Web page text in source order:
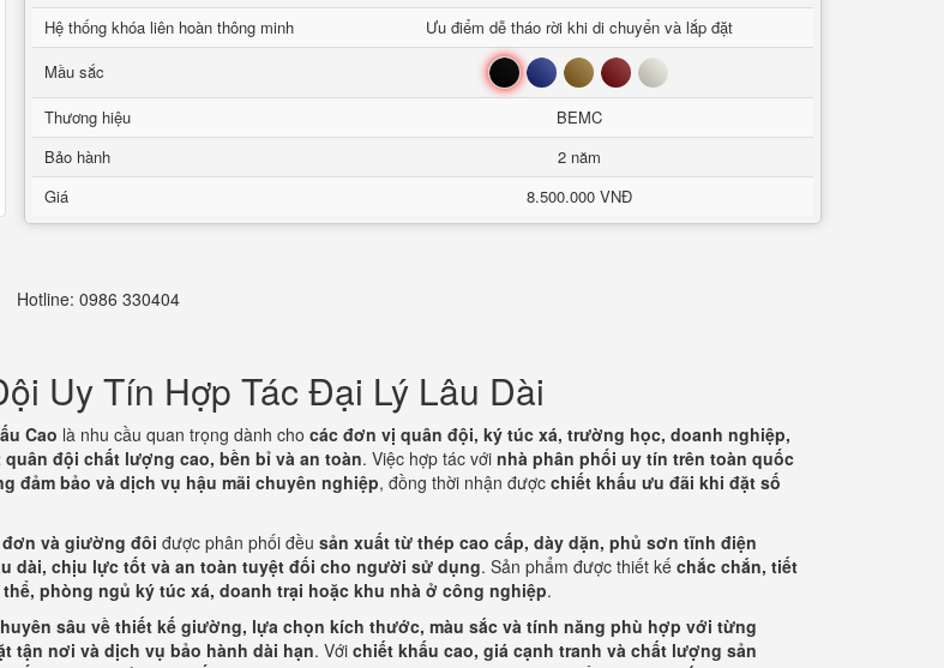
Hệ thống khóa liên hoàn thông minh
Ưu điểm dễ tháo rời khi di chuyển và lắp đặt
Mầu sắc
Đen Xanh Nâu Đỏ Trắng
Thương hiệu
BEMC
Bảo hành
2 năm
Giá
8.500.000 VNĐ
Hotline: 0986 330404
Uy Tín Hợp Tác Đại Lý Lâu Dài
Cao là nhu cầu quan trọng dành cho các đơn vị quân đội, ký túc xá, trường học, doanh nghiệp,
đội chất lượng cao, bền bỉ và an toàn. Việc hợp tác với nhà phân phối uy tín trên toàn quốc
đảm bảo và dịch vụ hậu mãi chuyên nghiệp, đồng thời nhận được chiết khấu ưu đãi khi đặt số
và giường đôi được phân phối đều sản xuất từ thép cao cấp, dày dặn, phủ sơn tĩnh điện
dài, chịu lực tốt và an toàn tuyệt đối cho người sử dụng. Sản phẩm được thiết kế chắc chắn, tiết
phòng ngủ ký túc xá, doanh trại hoặc khu nhà ở công nghiệp.
sâu về thiết kế giường, lựa chọn kích thước, màu sắc và tính năng phù hợp với từng
tận nơi và dịch vụ bảo hành dài hạn. Với chiết khấu cao, giá cạnh tranh và chất lượng sản